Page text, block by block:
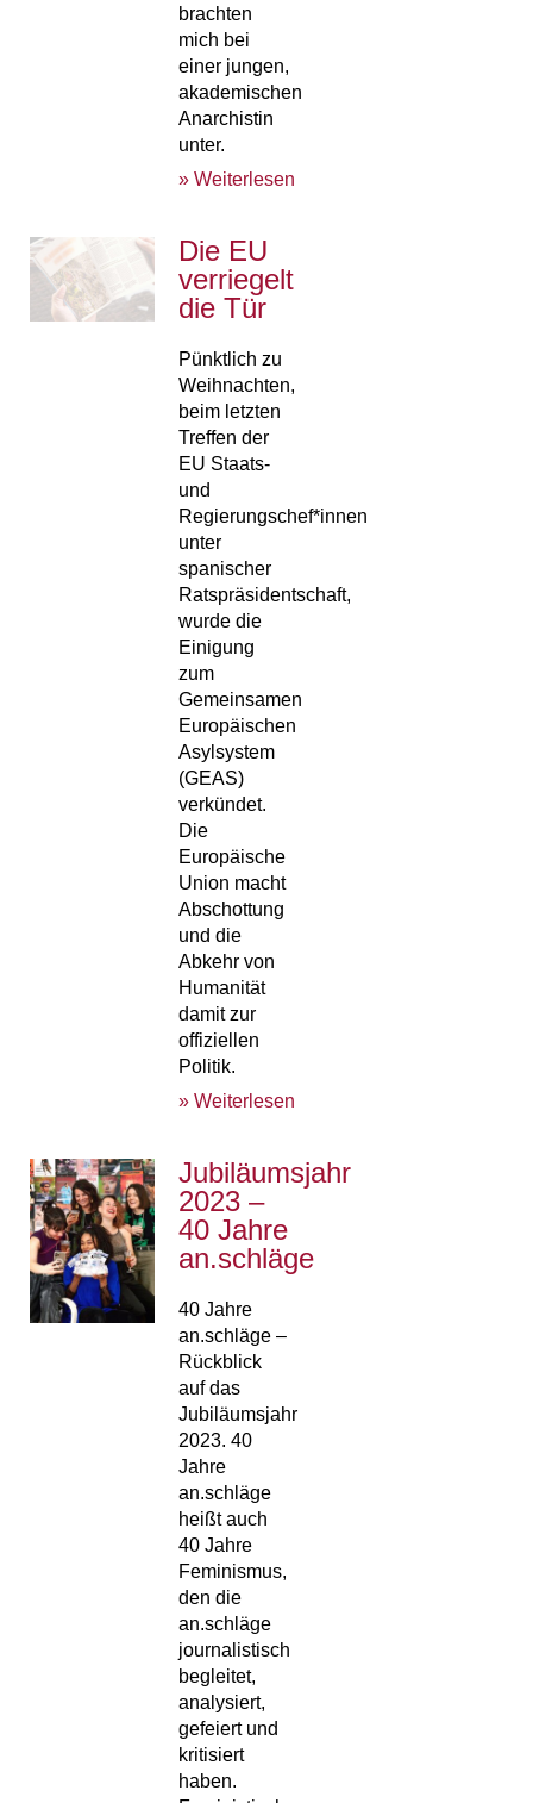
brachten
mich bei
einer jungen,
akademischen
Anarchistin
unter.
» Weiterlesen
Die EU
verriegelt
die Tür
Pünktlich zu
Weihnachten,
beim letzten
Treffen der
EU Staats-
und
Regierungschef*innen
unter
spanischer
Ratspräsidentschaft,
wurde die
Einigung
zum
Gemeinsamen
Europäischen
Asylsystem
(GEAS)
verkündet.
Die
Europäische
Union macht
Abschottung
und die
Abkehr von
Humanität
damit zur
offiziellen
Politik.
» Weiterlesen
Jubiläumsjahr
2023 –
40 Jahre
an.schläge
40 Jahre
an.schläge –
Rückblick
auf das
Jubiläumsjahr
2023. 40
Jahre
an.schläge
heißt auch
40 Jahre
Feminismus,
den die
an.schläge
journalistisch
begleitet,
analysiert,
gefeiert und
kritisiert
haben.